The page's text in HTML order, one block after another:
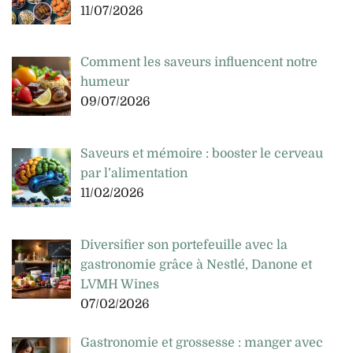
11/07/2026
Comment les saveurs influencent notre
humeur
09/07/2026
Saveurs et mémoire : booster le cerveau
par l’alimentation
11/02/2026
Diversifier son portefeuille avec la
gastronomie grâce à Nestlé, Danone et
LVMH Wines
07/02/2026
Gastronomie et grossesse : manger avec